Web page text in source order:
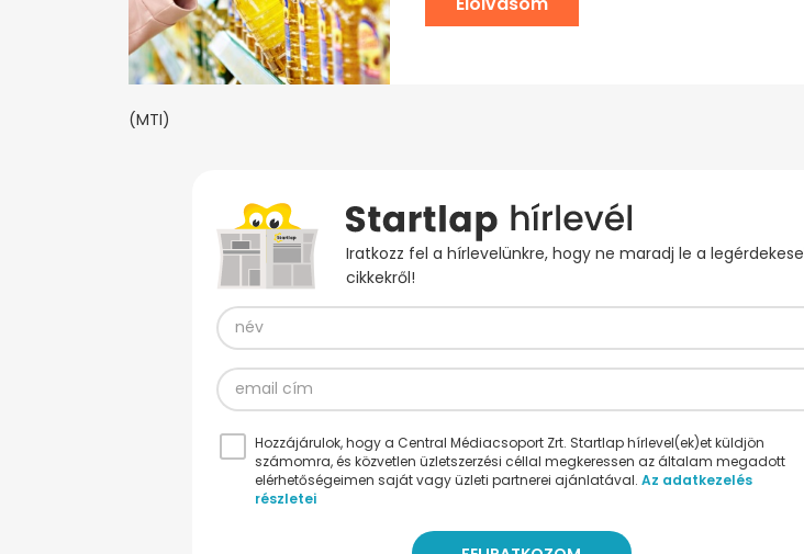
(MTI)
Iratkozz fel a hírlevelünkre, hogy ne maradj le a
cikkekről!
Hozzájárulok, hogy a Central Médiacsoport Zrt. Startlap hírlevel(ek)et küldjön
számomra, és közvetlen üzletszerzési céllal megkeressen az általam megadott
elérhetőségeimen saját vagy üzleti partnerei ajánlatával. Az adatkezelés
részletei